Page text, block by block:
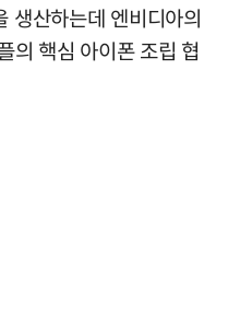
생산하는데 엔비디아의
의 핵심 아이폰 조립 협